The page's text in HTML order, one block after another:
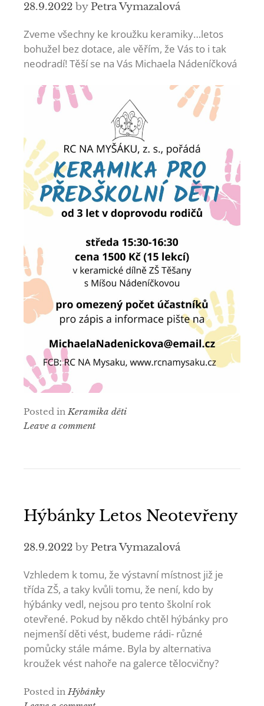
28.9.2022 byPetra Vymazalová
Zveme všechny ke kroužku keramiky…letos
bohužel bez dotace, ale věřím, že Vás to i tak
neodradí! Těší se na Vás Michaela Nádeníčková
Posted inKeramika děti
Leave a comment
Hýbánky Letos Neotevřeny
28.9.2022 byPetra Vymazalová
Vzhledem k tomu, že výstavní místnost již je
třída ZŠ, a taky kvůli tomu, že není, kdo by
hýbánky vedl, nejsou pro tento školní rok
otevřené. Pokud by někdo chtěl hýbánky pro
nejmenší děti vést, budeme rádi- různé
pomůcky stále máme. Byla by alternativa
kroužek vést nahoře na galerce tělocvičny?
Posted inHýbánky